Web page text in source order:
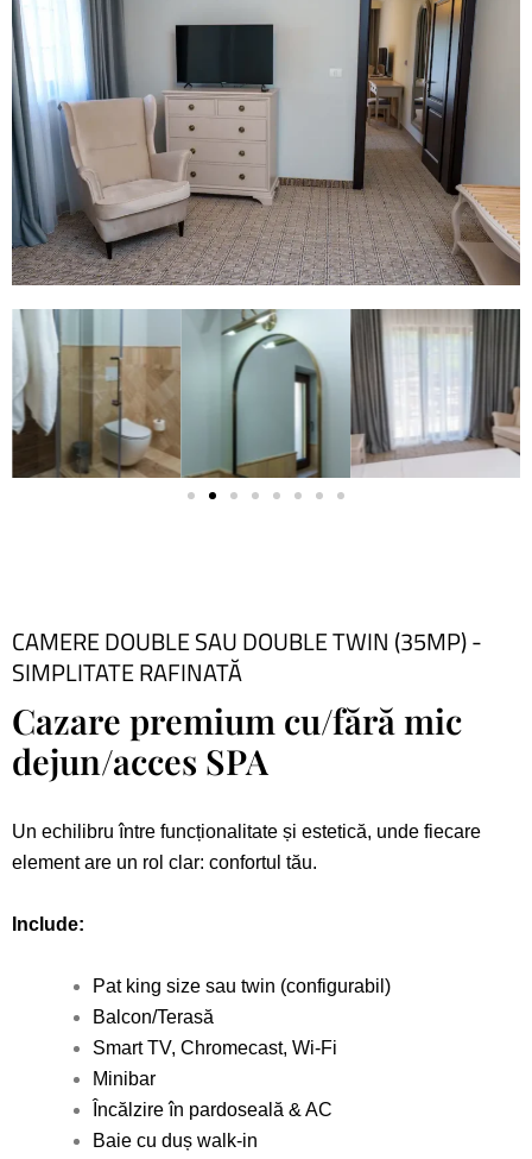
CAMERE DOUBLE SAU DOUBLE TWIN (35MP) -
SIMPLITATE RAFINATĂ
Cazare premium cu/fără mic
dejun/acces SPA
Un echilibru între funcționalitate și estetică, unde fiecare
element are un rol clar: confortul tău.
Include:
Pat king size sau twin (configurabil)
Balcon/Terasă
Smart TV, Chromecast, Wi-Fi
Minibar
Încălzire în pardoseală & AC
Baie cu duș walk-in